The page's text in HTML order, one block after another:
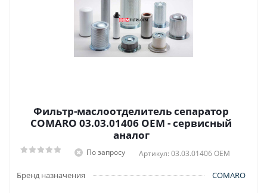
Фильтр-маслоотделитель сепаратор
COMARO 03.03.01406 OEM - сервисный
аналог
По запросу Артикул: 03.03.01406 OEM
Бренд назначения COMARO